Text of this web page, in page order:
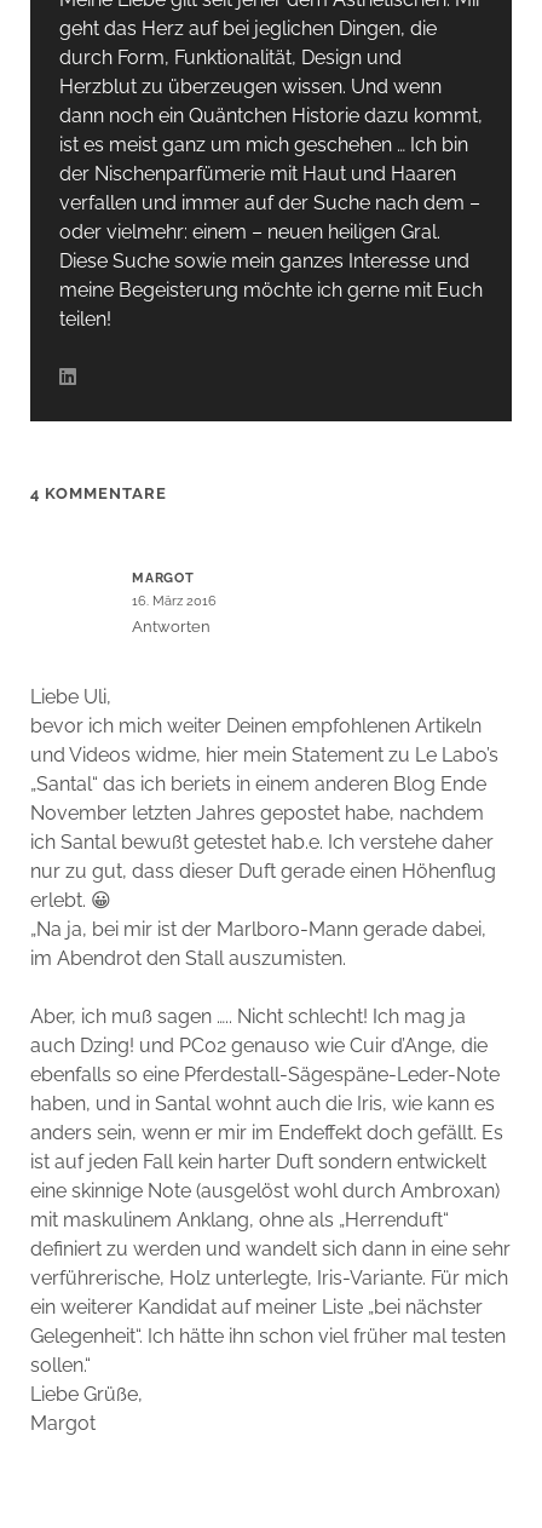
geht das Herz auf bei jeglichen Dingen, die
durch Form, Funktionalität, Design und
Herzblut zu überzeugen wissen. Und wenn
dann noch ein Quäntchen Historie dazu kommt,
ist es meist ganz um mich geschehen … Ich bin
der Nischenparfümerie mit Haut und Haaren
verfallen und immer auf der Suche nach dem –
oder vielmehr: einem – neuen heiligen Gral.
Diese Suche sowie mein ganzes Interesse und
meine Begeisterung möchte ich gerne mit Euch
teilen!
4 KOMMENTARE
MARGOT
16. März 2016
Antworten
Liebe Uli,
bevor ich mich weiter Deinen empfohlenen Artikeln
und Videos widme, hier mein Statement zu Le Labo’s
„Santal“ das ich beriets in einem anderen Blog Ende
November letzten Jahres gepostet habe, nachdem
ich Santal bewußt getestet hab.e. Ich verstehe daher
nur zu gut, dass dieser Duft gerade einen Höhenflug
erlebt. 😀
„Na ja, bei mir ist der Marlboro-Mann gerade dabei,
im Abendrot den Stall auszumisten.
Aber, ich muß sagen ….. Nicht schlecht! Ich mag ja
auch Dzing! und PC02 genauso wie Cuir d’Ange, die
ebenfalls so eine Pferdestall-Sägespäne-Leder-Note
haben, und in Santal wohnt auch die Iris, wie kann es
anders sein, wenn er mir im Endeffekt doch gefällt. Es
ist auf jeden Fall kein harter Duft sondern entwickelt
eine skinnige Note (ausgelöst wohl durch Ambroxan)
mit maskulinem Anklang, ohne als „Herrenduft“
definiert zu werden und wandelt sich dann in eine sehr
verführerische, Holz unterlegte, Iris-Variante. Für mich
ein weiterer Kandidat auf meiner Liste „bei nächster
Gelegenheit“. Ich hätte ihn schon viel früher mal testen
sollen.“
Liebe Grüße,
Margot